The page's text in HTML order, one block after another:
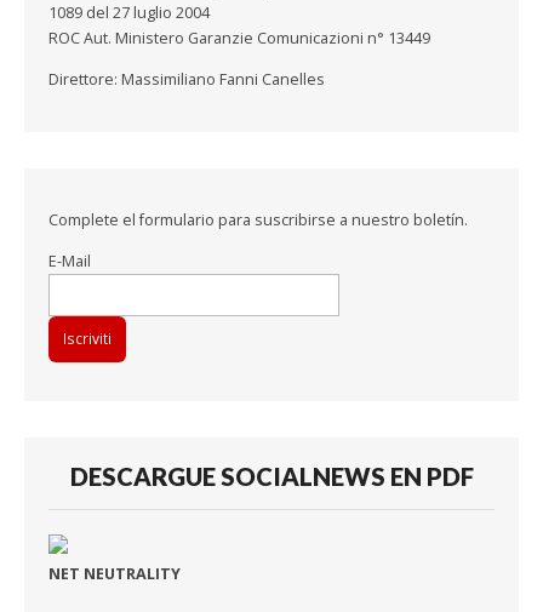
1089 del 27 luglio 2004
ROC Aut. Ministero Garanzie Comunicazioni n° 13449
Direttore: Massimiliano Fanni Canelles
Complete el formulario para suscribirse a nuestro boletín.
E-Mail
DESCARGUE SOCIALNEWS EN PDF
NET NEUTRALITY